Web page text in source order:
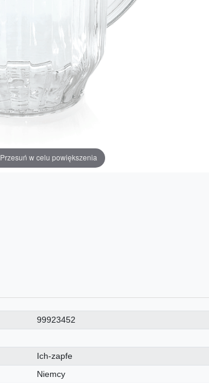
Przesuń w celu powiększenia
99923452
Ich-zapfe
Niemcy